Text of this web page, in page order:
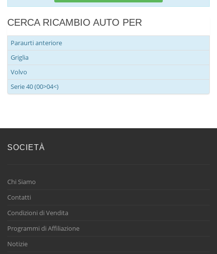
CERCA RICAMBIO AUTO PER
Paraurti anteriore
Griglia
Volvo
Serie 40 (00>04<)
SOCIETÀ
Chi Siamo
Contatti
Condizioni di Vendita
Programmi di Affiliazione
Notizie